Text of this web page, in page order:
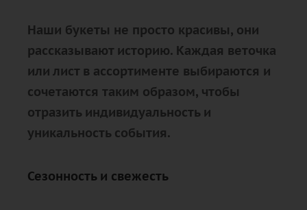
Наши букеты не просто красивы, они
рассказывают историю. Каждая веточка
или лист в ассортименте выбираются и
сочетаются таким образом, чтобы
отразить индивидуальность и
уникальность события.
Сезонность и свежесть